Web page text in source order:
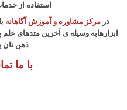
استفاده از
درمرکز مشاوره و آموزش آگاهانه
ابزارهابه وسیله ی آخرین متدهای
ذهن تان
با ما